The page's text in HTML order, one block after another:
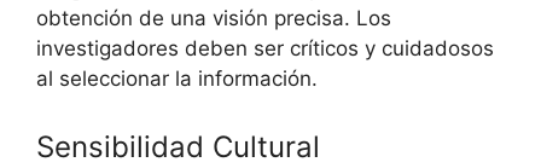
obtención de una visión precisa. Los
investigadores deben ser críticos y cuidadosos
al seleccionar la información.
Sensibilidad Cultural